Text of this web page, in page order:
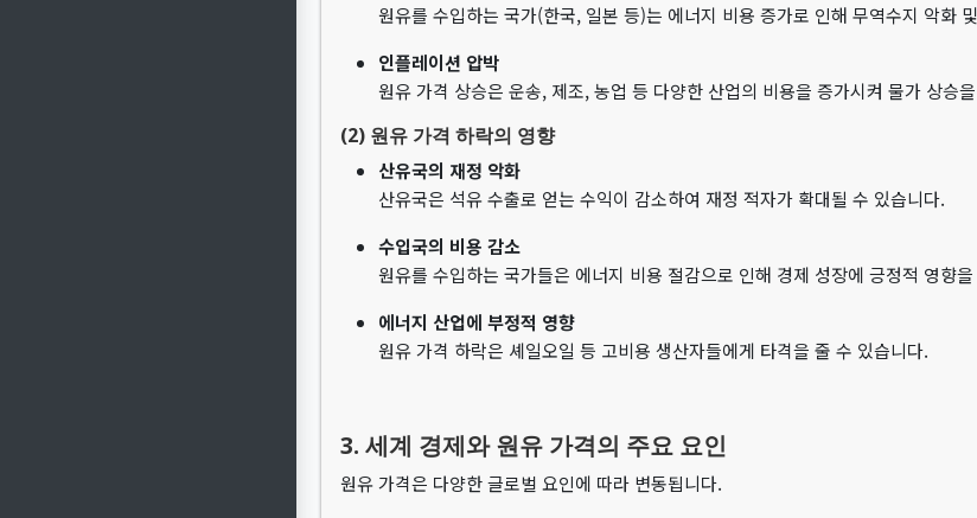
원유를 수입하는 국가(한국, 일본 등)는 에너지 비용 증가로 인해 무역수지 악화
인플레이션 압박
원유 가격 상승은 운송, 제조, 농업 등 다양한 산업의 비용을 증가시켜 물가 상승
(2) 원유 가격 하락의 영향
산유국의 재정 악화
산유국은 석유 수출로 얻는 수익이 감소하여 재정 적자가 확대될 수 있습니다.
수입국의 비용 감소
원유를 수입하는 국가들은 에너지 비용 절감으로 인해 경제 성장에 긍정적 영향
에너지 산업에 부정적 영향
원유 가격 하락은 셰일오일 등 고비용 생산자들에게 타격을 줄 수 있습니다.
3. 세계 경제와 원유 가격의 주요 요인
원유 가격은 다양한 글로벌 요인에 따라 변동됩니다.